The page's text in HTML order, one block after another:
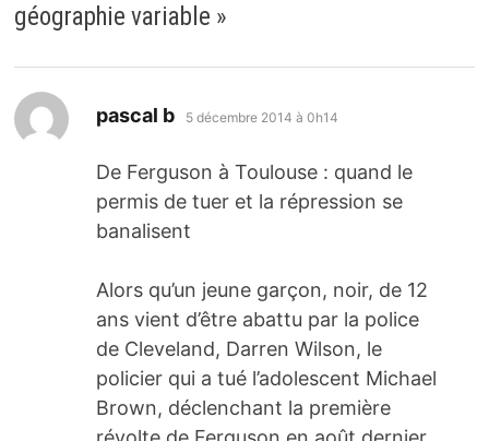
géographie variable »
pascal b dit :
5 décembre 2014 à 0h14
De Ferguson à Toulouse : quand le
permis de tuer et la répression se
banalisent
Alors qu’un jeune garçon, noir, de 12
ans vient d’être abattu par la police
de Cleveland, Darren Wilson, le
policier qui a tué l’adolescent Michael
Brown, déclenchant la première